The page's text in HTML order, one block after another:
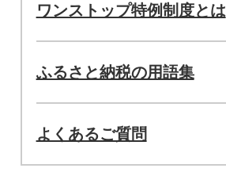
ワンストップ特例制度とは
ふるさと納税の用語集
よくあるご質問